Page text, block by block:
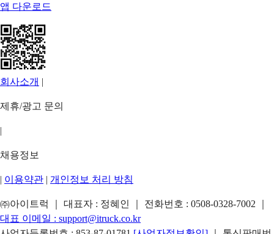
앱 다운로드
회사소개 |
제휴/광고 문의
|
채용정보
| 이용약관 | 개인정보 처리 방침
㈜아이트럭 ｜ 대표자 : 정혜인 ｜ 전화번호 : 0508-0328-7002
대표 이메일 : support@itruck.co.kr